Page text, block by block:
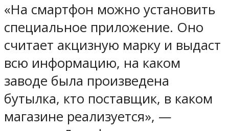
«На смартфон можно установить
специальное приложение. Оно
считает акцизную марку и выдаст
всю информацию, на каком
заводе была произведена
бутылка, кто поставщик, в каком
магазине реализуется», —